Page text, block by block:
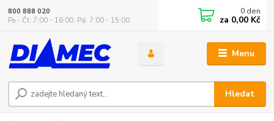
Menu
Hledat
800 888 020
Po - Čt: 7:00 - 16:00, Pá: 7:00 - 15:00
0 den
za 0,00 Kč